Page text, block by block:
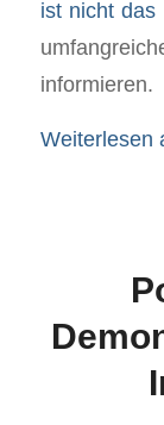
ist nicht das
informieren.
Weiterlesen